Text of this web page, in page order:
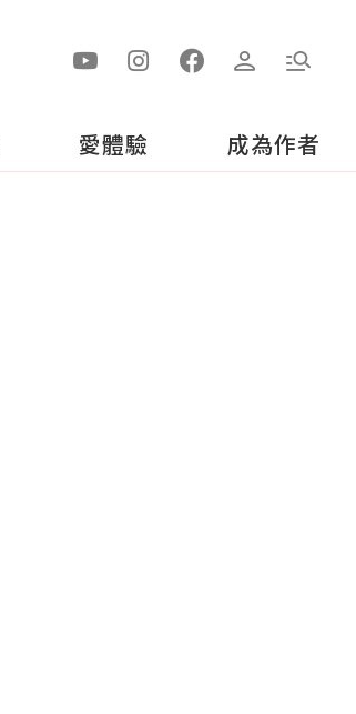
愛體驗 成為作者